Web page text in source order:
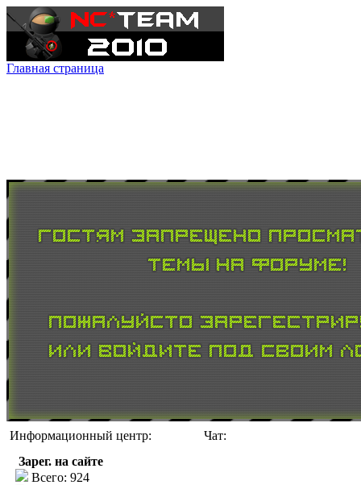
Главная страница
Информационный центр:
Чат:
Зарег. на сайте
Всего: 924